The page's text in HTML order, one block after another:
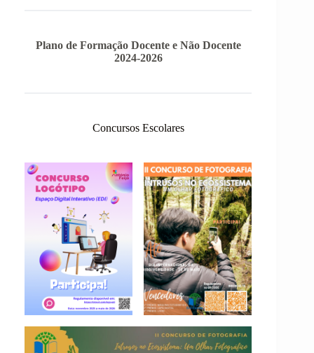
Plano de Formação Docente e Não Docente
2024-2026
Concursos Escolares